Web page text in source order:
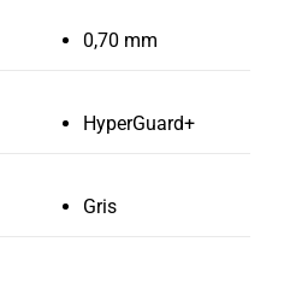
0,70 mm
HyperGuard+
Gris